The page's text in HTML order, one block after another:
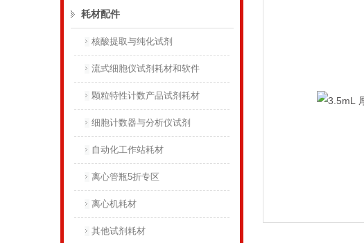
耗材配件
核酸提取与纯化试剂
流式细胞仪试剂耗材和软件
颗粒特性计数产品试剂耗材
细胞计数器与分析仪试剂
自动化工作站耗材
离心管瓶5折专区
离心机耗材
其他试剂耗材